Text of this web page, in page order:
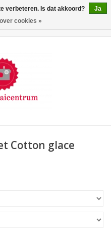
Cotton glace
verbeteren. Is dat akkoord?
Ja
cookies »